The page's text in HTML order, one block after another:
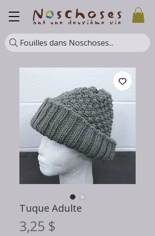
Fouilles dans Noschoses...
Tuque Adulte
3,25 $